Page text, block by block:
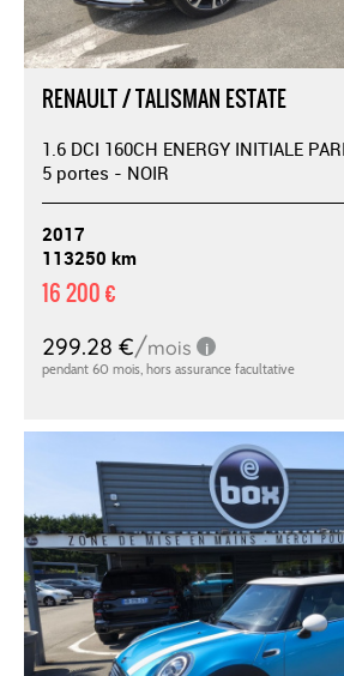
RENAULT / TALISMAN ESTATE
1.6 DCI 160CH ENERGY INITIALE
5 portes - NOIR
2017
113250 km
16 200 €